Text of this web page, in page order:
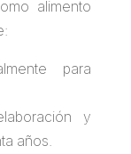
alimento
para
y
años.